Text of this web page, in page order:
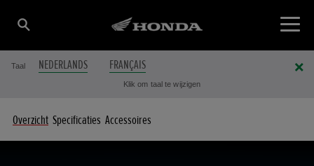
Taal NEDERLANDS FRANÇAIS
Klik om taal te wijzigen
Overzicht Specificaties Accessoires